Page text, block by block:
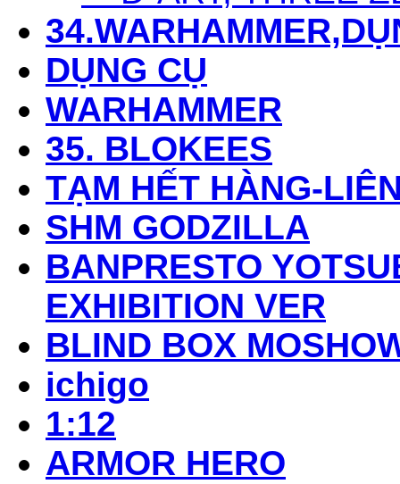
DỤNG CỤ
WARHAMMER
35. BLOKEES
TẠM HẾT HÀNG-
SHM GODZILLA
BANPRESTO
EXHIBITION VER
BLIND BOX
ichigo
1:12
ARMOR HERO